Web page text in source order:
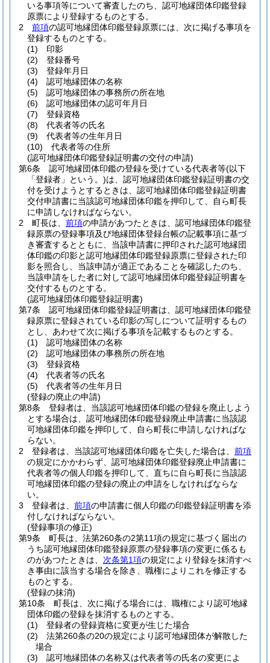
いる事項等について審査したのち、認可地縁団体印鑑登録
原票により登録するものとする。
2
前項の認可地縁団体印鑑登録原票には、次に掲げる事項を
登録するものとする。
(1)
印影
(2)
登録番号
(3)
登録年月日
(4)
認可地縁団体の名称
(5)
認可地縁団体の事務所の所在地
(6)
認可地縁団体の認可年月日
(7)
登録資格
(8)
代表者等の氏名
(9)
代表者等の生年月日
(10)
代表者等の住所
(認可地縁団体印鑑登録証明書の交付の申請)
第6条
認可地縁団体印鑑の登録を受けている代表者等(以下
「登録者」という。)は、認可地縁団体印鑑登録証明書の交
付を受けようとするときは、認可地縁団体印鑑登録証明書
交付申請書に当該認可地縁団体印鑑を押印して、自ら町長
に申請しなければならない。
2
町長は、 前項の申請があつたときは、認可地縁団体印鑑登
録原票の登録事項及び地縁団体登録台帳の記載事項に基づ
き審査するとともに、当該申請書に押印された認可地縁団
体印鑑の印影と認可地縁団体印鑑登録原票に登録された印
影を照合し、当該申請が適正であることを確認したのち、
当該申請をした者に対して認可地縁団体印鑑登録証明書を
交付するものとする。
(認可地縁団体印鑑登録証明書)
第7条
認可地縁団体印鑑登録証明書は、認可地縁団体印鑑登
録原票に登録されている印影の写しについて証明するもの
とし、あわせて次に掲げる事項を記載するものとする。
(1)
認可地縁団体の名称
(2)
認可地縁団体の事務所の所在地
(3)
登録資格
(4)
代表者等の氏名
(5)
代表者等の生年月日
(登録の廃止の申請)
第8条
登録者は、当該認可地縁団体印鑑の登録を廃止しよう
とする場合は、認可地縁団体印鑑登録廃止申請書に当該認
可地縁団体印鑑を押印して、自ら町長に申請しなければな
らない。
2
登録者は、当該認可地縁団体印鑑を亡失した場合は、 前項
の規定にかかわらず、認可地縁団体印鑑登録廃止申請書に
代表者等の個人印鑑を押印して、直ちに自ら町長に当該認
可地縁団体印鑑の登録の廃止の申請をしなければならな
い。
3
登録者は、 前項の申請書に個人印鑑の印鑑登録証明書を添
付しなければならない。
(登録事項の修正)
第9条
町長は、法第260条の2第11項の規定に基づく届出の
うち認可地縁団体印鑑登録原票の登録事項の変更に係るも
のがあつたときは、 次条第1項の規定により登録を抹消すべ
き事由に該当する場合を除き、職権によりこれを修正する
ものとする。
(登録の抹消)
第10条
町長は、次に掲げる場合には、職権により認可地縁
団体印鑑の登録を抹消するものとする。
(1)
登録者の登録資格に変更が生じた場合
(2)
法第260条の20の規定により認可地縁団体が解散した
場合
(3)
認可地縁団体の名称又は代表者等の氏名の変更によ